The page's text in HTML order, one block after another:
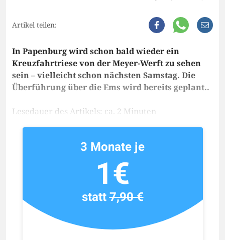
Artikel teilen:
In Papenburg wird schon bald wieder ein
Kreuzfahrtriese von der Meyer-Werft zu sehen
sein – vielleicht schon nächsten Samstag. Die
Überführung über die Ems wird bereits geplant..
Lesedauer des Artikels: ca. 2 Minuten
3 Monate je
1€
statt7,90 €